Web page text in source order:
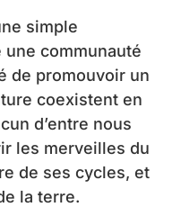
simple
communauté
de promouvoir un
coexistent en
d’entre nous
les merveilles du
de ses cycles, et
la terre.